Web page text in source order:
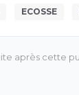
ECOSSE